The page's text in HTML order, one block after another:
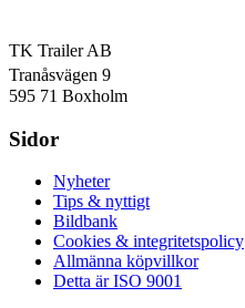
TK Trailer AB
Tranåsvägen 9
595 71 Boxholm
Sidor
Nyheter
Tips & nyttigt
Bildbank
Cookies & integritetspolicy
Allmänna köpvillkor
Detta är ISO 9001